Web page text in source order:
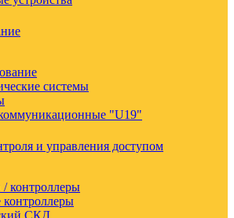
системы
"U19"
и управления доступом
контроллеры
СКД